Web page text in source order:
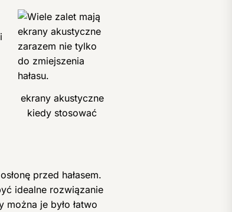
ekrany akustyczne
kiedy stosować
przed hałasem.
idealne rozwiązanie
je było łatwo